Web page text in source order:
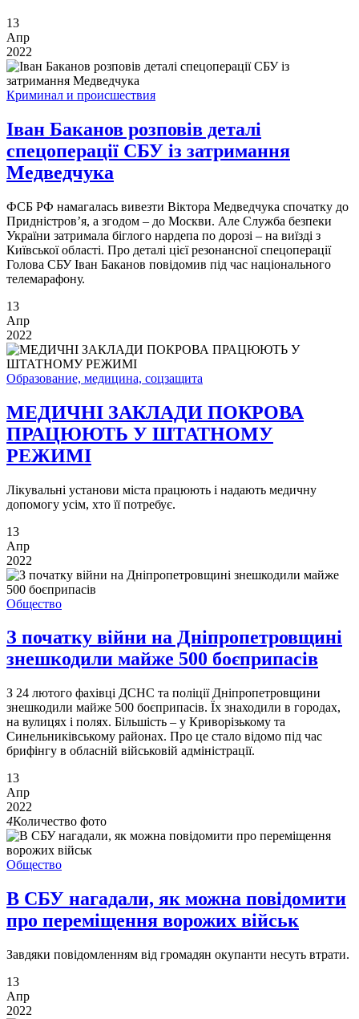
13
Апр
2022
Криминал и происшествия
Іван Баканов розповів деталі
спецоперації СБУ із затримання
Медведчука
ФСБ РФ намагалась вивезти Віктора Медведчука спочатку до
Придністров’я, а згодом – до Москви. Але Служба безпеки
України затримала біглого нардепа по дорозі – на виїзді з
Київської області. Про деталі цієї резонансної спецоперації
Голова СБУ Іван Баканов повідомив під час національного
телемарафону.
13
Апр
2022
Образование, медицина, соцзащита
МЕДИЧНІ ЗАКЛАДИ ПОКРОВА
ПРАЦЮЮТЬ У ШТАТНОМУ
РЕЖИМІ
Лікувальні установи міста працюють і надають медичну
допомогу усім, хто її потребує.
13
Апр
2022
Общество
З початку війни на Дніпропетровщині
знешкодили майже 500 боєприпасів
З 24 лютого фахівці ДСНС та поліції Дніпропетровщини
знешкодили майже 500 боєприпасів. Їх знаходили в городах,
на вулицях і полях. Більшість – у Криворізькому та
Синельниківському районах. Про це стало відомо під час
брифінгу в обласній військовій адміністрації.
13
Апр
2022
4Количество фото
Общество
В СБУ нагадали, як можна повідомити
про переміщення ворожих військ
Завдяки повідомленням від громадян окупанти несуть втрати.
13
Апр
2022